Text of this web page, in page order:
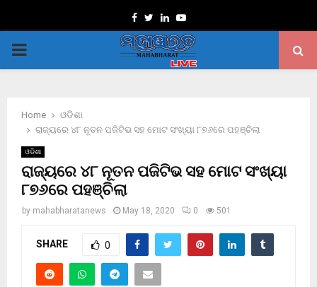
Facebook
TwitterLinkedinYoutube
PRIMARY
Home
ଓଡିଶା
ରାଜ୍ୟରେ ୪୮ ନୂତନ ପଜିଟିଭ ସହ ମୋଟ ସଂଖ୍ୟା ୮୭୬ରେ ପହଞ୍ଚିଲା
ଓଡିଶା
ରାଜ୍ୟରେ ୪୮ ନୂତନ ପଜିଟିଭ ସହ ମୋଟ ସଂଖ୍ୟା
୮୭୬ରେ ପହଞ୍ଚିଲା
by mahabharatanews May 18, 2020 0 501
SHARE 0